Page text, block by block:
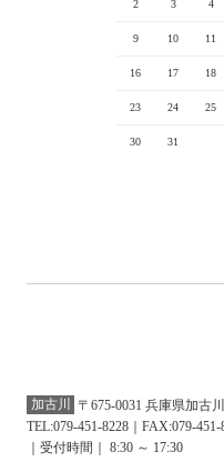
2 3 4
9 10 11
16 17 18
23 24 25
30 31
加古川
〒675-0031 兵庫県加古
TEL:079-451-8228｜FAX:079-451-
｜受付時間｜ 8:30 ～ 17:30